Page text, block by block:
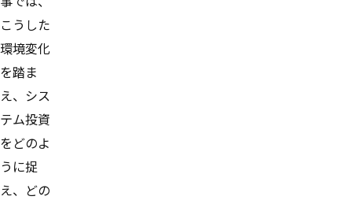
こうした
環境変化
を踏ま
え、シス
テム投資
をどのよ
うに捉
え、どの